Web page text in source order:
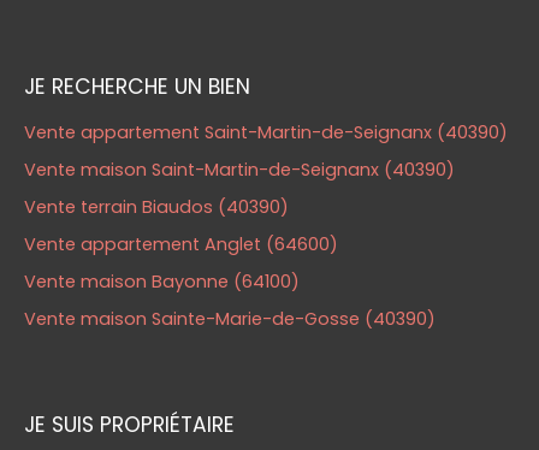
JE RECHERCHE UN BIEN
Vente appartement Saint-Martin-de-Seignanx (40390)
Vente maison Saint-Martin-de-Seignanx (40390)
Vente terrain Biaudos (40390)
Vente appartement Anglet (64600)
Vente maison Bayonne (64100)
Vente maison Sainte-Marie-de-Gosse (40390)
JE SUIS PROPRIÉTAIRE